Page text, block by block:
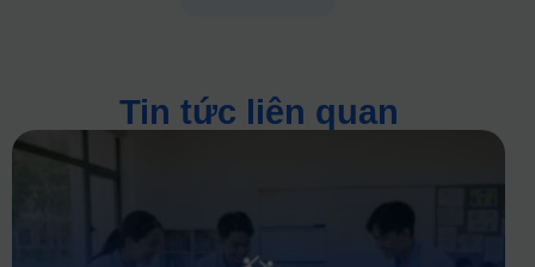
Tin tức liên quan